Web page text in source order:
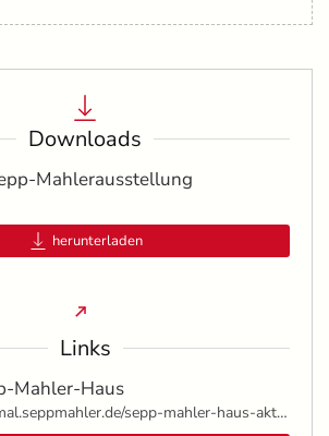
Downloads
Mahlerausstellung
herunterladen
Links
Mahler-Haus
http://kulturdenkmal.seppmahler.de/sepp-mahler-haus-aktuelles.html